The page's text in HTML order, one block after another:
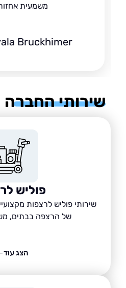
משמעית אחזור אליהם
Ayala Bruckhimer
החברה
פוליש לרצפה
שירותי פוליש לרצפות מקצועיים
של הרצפה בבתים, משרדים